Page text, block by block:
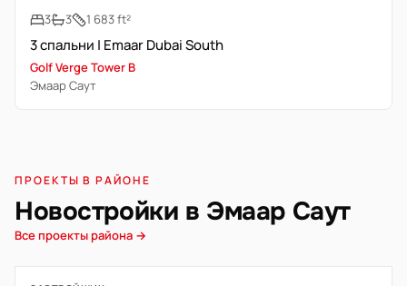
3
3 1 683 ft²
3 спальни | Emaar Dubai South
Golf Verge Tower B
Эмаар Саут
ПРОЕКТЫ В РАЙОНЕ
Новостройки в Эмаар Саут
Все проекты района →